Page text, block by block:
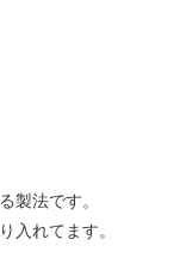
製法です。
入れてます。